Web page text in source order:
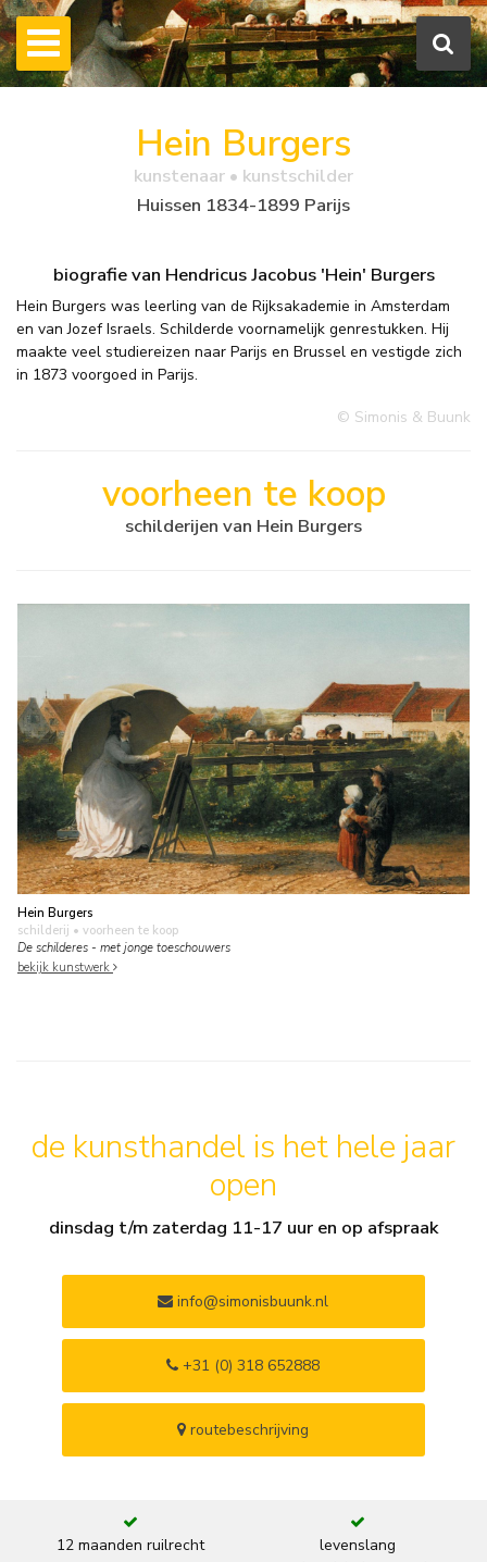
Hein Burgers
kunstenaar • kunstschilder
Huissen 1834-1899 Parijs
biografie van Hendricus Jacobus 'Hein' Burgers
Hein Burgers was leerling van de Rijksakademie in Amsterdam
en van Jozef Israels. Schilderde voornamelijk genrestukken. Hij
maakte veel studiereizen naar Parijs en Brussel en vestigde zich
in 1873 voorgoed in Parijs.
© Simonis & Buunk
voorheen te koop
schilderijen van Hein Burgers
Hein Burgers
schilderij • voorheen te koop
De schilderes - met jonge toeschouwers
bekijk kunstwerk
de kunsthandel is het hele jaar
open
dinsdag t/m zaterdag 11-17 uur en op afspraak
info@simonisbuunk.nl
+31 (0) 318 652888
routebeschrijving
12 maanden ruilrecht
levenslang